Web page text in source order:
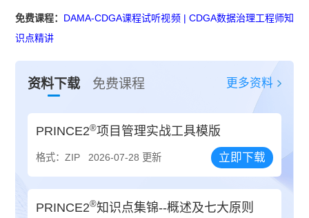
免费课程： DAMA-CDGA课程试听视频 | CDGA数据治理工程师知
识点精讲
资料下载 免费课程 更多资料
PRINCE2®项目管理实战工具模版
格式：ZIP 2026-07-28 更新 立即下载
PRINCE2®知识点集锦--概述及七大原则